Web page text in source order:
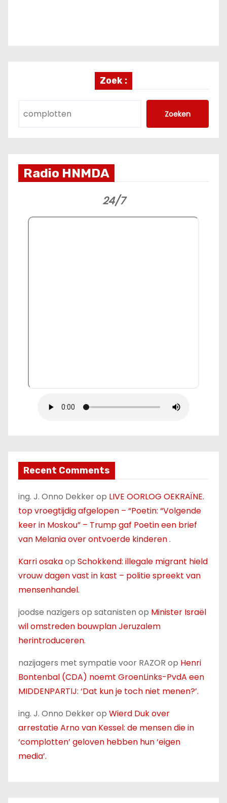
Zoek :
Zoeken
Radio HNMDA
24/7
Recent Comments
ing. J. Onno Dekkerop LIVE OORLOG OEKRAÏNE.
top vroegtijdig afgelopen – “Poetin: “Volgende
keer in Moskou” – Trump gaf Poetin een brief
van Melania over ontvoerde kinderen .
Karri osakaop Schokkend: illegale migrant hield
vrouw dagen vast in kast – politie spreekt van
mensenhandel.
joodse nazigers op satanisten op Minister Israël
wil omstreden bouwplan Jeruzalem
herintroduceren.
nazijagers met sympatie voor RAZOR op Henri
Bontenbal (CDA) noemt GroenLinks-PvdA een
MIDDENPARTIJ: ‘Dat kun je toch niet menen?’.
ing. J. Onno Dekkerop Wierd Duk over
arrestatie Arno van Kessel: de mensen die in
‘complotten’ geloven hebben hun ‘eigen
media’.